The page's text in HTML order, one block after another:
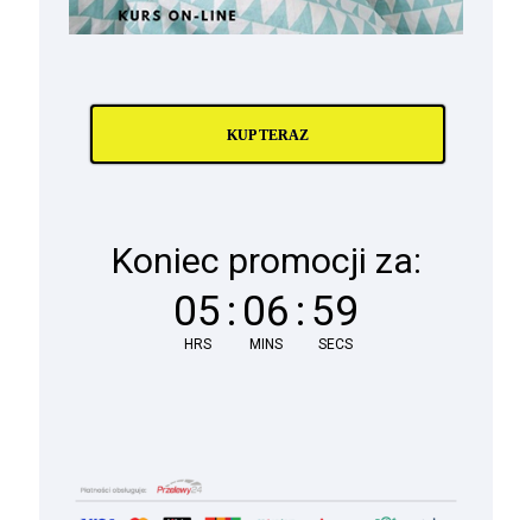
KUP TERAZ
Koniec promocji za:
05
HRS
: 06
MINS
: 58
SECS